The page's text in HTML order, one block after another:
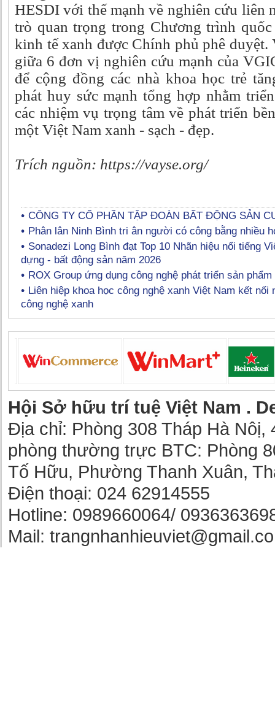
HESDI với thế mạnh về nghiên cứu liên
trò quan trọng trong Chương trình
kinh tế xanh được Chính phủ phê
giữa 6 đơn vị nghiên cứu mạnh của
để cộng đồng các nhà khoa học trẻ
phát huy sức mạnh tổng hợp nhằm
các nhiệm vụ trọng tâm về phát triển
một Việt Nam xanh - sạch - đẹp.
Trích nguồn: https://vayse.org/
CÔNG TY CỔ PHẦN TẬP ĐOÀN BẤT ĐỘNG SẢN
Phân lân Ninh Bình tri ân người có công bằng nhiều
Sonadezi Long Bình đạt Top 10 Nhãn hiệu nổi tiếng
dựng - bất động sản năm 2026
ROX Group ứng dụng công nghệ phát triển sản
Liên hiệp khoa học công nghệ xanh Việt Nam kết nối
công nghệ xanh
Hội Sở hữu trí tuệ Việt Nam .
Địa chỉ: Phòng 308 Tháp Hà Nôị,
phòng thường trực BTC: Phòng
Tố Hữu, Phường Thanh Xuân,
Điện thoại: 024 62914555
Hotline: 0989660064/
Mail: